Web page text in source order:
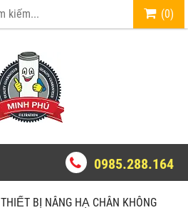
(0)
0985.288.164
THIẾT BỊ NÂNG HẠ CHÂN KHÔNG